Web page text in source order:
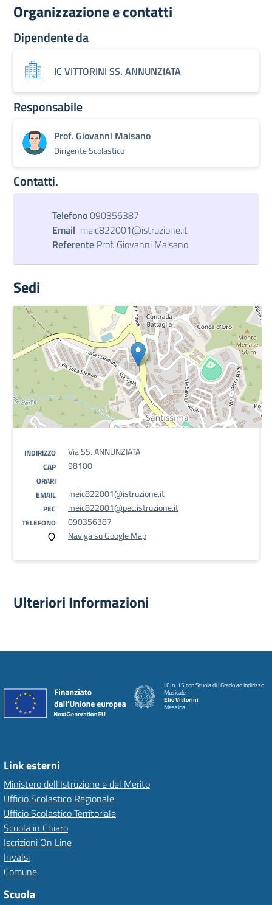
Organizzazione e contatti
Dipendente da
IC VITTORINI SS. ANNUNZIATA
Responsabile
Prof. Giovanni Maisano
Dirigente Scolastico
Contatti.
Telefono090356387
Email meic822001@istruzione.it
Referente Prof. Giovanni Maisano
Sedi
INDIRIZZO Via SS. ANNUNZIATA
CAP 98100
ORARI
EMAIL
meic822001@istruzione.it
PEC meic822001@pec.istruzione.it
TELEFONO
090356387
Naviga su Google Map
Ulteriori Informazioni
I.C. n. 15 con Scuola di I Grado ad Indirizzo
Musicale
Elio Vittorini
Messina
Link esterni
Ministero dell'Istruzione e del Merito
Ufficio Scolastico Regionale
Ufficio Scolastico Territoriale
Scuola in Chiaro
Iscrizioni On Line
Invalsi
Comune
Scuola